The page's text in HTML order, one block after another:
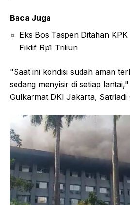
Baca Juga
Eks Bos Taspen Ditahan
Fiktif Rp1 Triliun
"Saat ini kondisi sudah aman
sedang menyisir di setiap
Gulkarmat DKI Jakarta, Satriadi